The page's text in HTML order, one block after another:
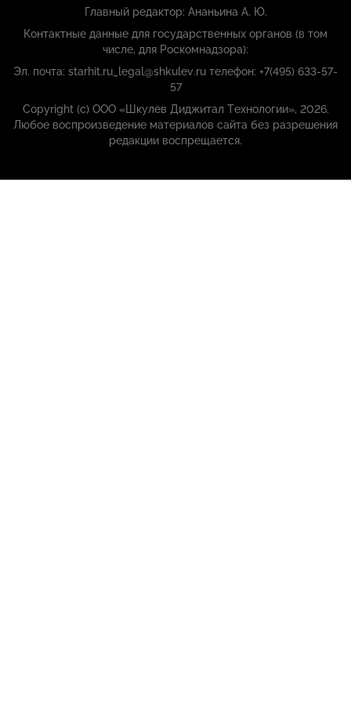
Главный редактор: Ананьина А. Ю.
Контактные данные для государственных органов (в том
числе, для Роскомнадзора):
Эл. почта: starhit.ru_legal@shkulev.ru телефон: +7(495) 633-57-
57
Copyright (с) ООО «Шкулёв Диджитал Технологии», 2026.
Любое воспроизведение материалов сайта без разрешения
редакции воспрещается.